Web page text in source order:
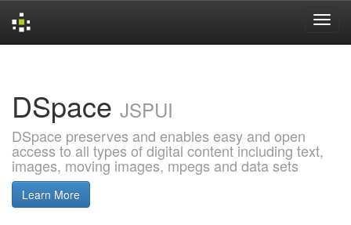
DSpace JSPUI
DSpace preserves and enables easy and open
access to all types of digital content including text,
images, moving images, mpegs and data sets
Learn More